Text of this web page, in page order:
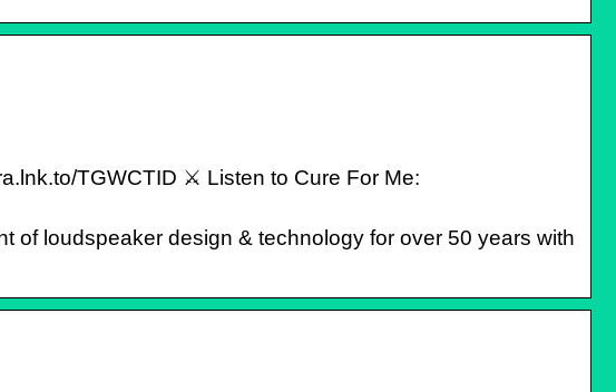
TGWCTID ⚔️ Listen to Cure For Me:
of loudspeaker design & technology for over 50 years with